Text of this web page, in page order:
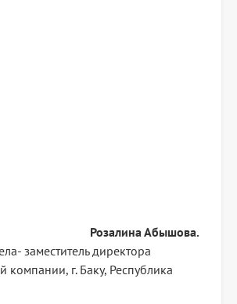
Розалина Абышова.
заместитель директора
компании, г. Баку, Республика